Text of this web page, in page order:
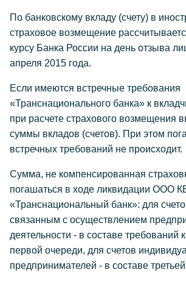
По банковскому вкладу (счету) в
страховое возмещение
курсу Банка России на день отзыва
апреля 2015 года.
Если имеются встречные требования
«Транснационального банка» к
при расчете страхового возмещения
суммы вкладов (счетов). При этом
встречных требований не происходит.
Сумма, не компенсированная
погашаться в ходе ликвидации ООО
«Транснациональный банк»: для
связанным с осуществлением
деятельности - в составе требований
первой очереди, для счетов
предпринимателей - в составе